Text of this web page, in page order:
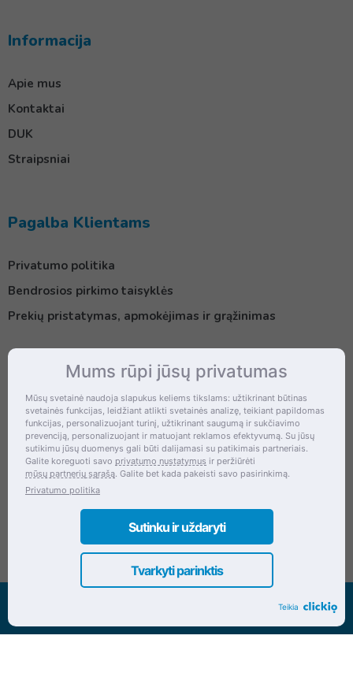
Informacija
Apie mus
Kontaktai
DUK
Straipsniai
Pagalba Klientams
Privatumo politika
Bendrosios pirkimo taisyklės
Prekių pristatymas, apmokėjimas ir grąžinimas
Kontaktai
Šventupės g. 28, Kaunas, Lietuva
+370 (672) 27 650
info@dokrinesa.lt
MB PETHOMEPEOPLE
Įmonės kodas: 305695822
Visos teisės saugomos www.dokrinesa.lt
Mums rūpi jūsų privatumas
Mūsų svetainė naudoja slapukus keliems tikslams: užtikrinant būtinas
svetainės funkcijas, leidžiant atlikti svetainės analizę, teikiant papildomas
funkcijas, personalizuojant turinį, užtikrinant saugumą ir sukčiavimo
prevenciją, personalizuojant ir matuojant reklamos efektyvumą. Su jūsų
sutikimu jūsų duomenys gali būti dalijamasi su patikimais partneriais.
Galite koreguoti savo privatumo nustatymus ir peržiūrėti
mūsų partnerių sąrašą. Galite bet kada pakeisti savo pasirinkimą.
Privatumo politika
Tvarkyti parinktis
Sutinku ir uždaryti
Teikia